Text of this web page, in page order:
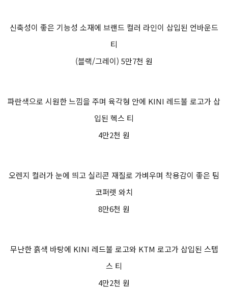
신축성이 좋은 기능성 소재에 브랜드 컬러 라인이 삽입된 언바운드
티
(블랙/그레이) 5만7천 원
파란색으로 시원한 느낌을 주며 육각형 안에 KINI 레드불 로고가 삽
입된 헥스 티
4만2천 원
오렌지 컬러가 눈에 띄고 실리콘 재질로 가벼우며 착용감이 좋은 팀
코퍼렛 와치
8만6천 원
무난한 흙색 바탕에 KINI 레드불 로고와 KTM 로고가 삽입된 스텝
스 티
4만2천 원